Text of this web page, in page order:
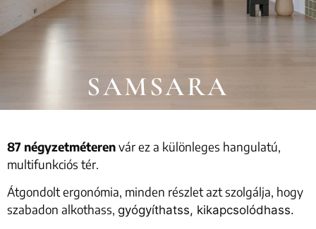
SAMSARA
87 négyzetméterenvár ez a különleges hangulatú,
multifunkciós tér.
Átgondolt ergonómia, minden részlet azt szolgálja, hogy
szabadon alkothass, gyógyíthatss, kikapcsolódhass.